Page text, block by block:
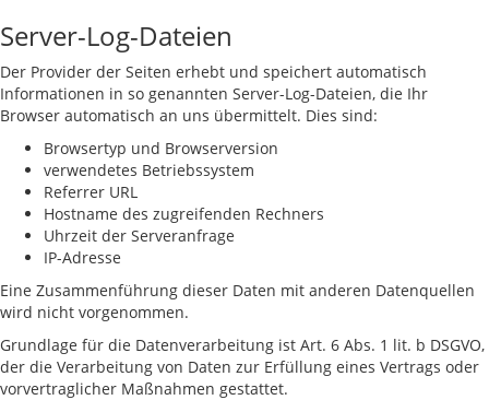
Server-Log-Dateien
Der Provider der Seiten erhebt und speichert automatisch
Informationen in so genannten Server-Log-Dateien, die Ihr
Browser automatisch an uns übermittelt. Dies sind:
Browsertyp und Browserversion
verwendetes Betriebssystem
Referrer URL
Hostname des zugreifenden Rechners
Uhrzeit der Serveranfrage
IP-Adresse
Eine Zusammenführung dieser Daten mit anderen Datenquellen
wird nicht vorgenommen.
Grundlage für die Datenverarbeitung ist Art. 6 Abs. 1 lit. b DSGVO,
der die Verarbeitung von Daten zur Erfüllung eines Vertrags oder
vorvertraglicher Maßnahmen gestattet.